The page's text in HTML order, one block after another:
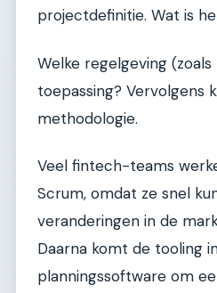
projectdefinitie. Wat is
Welke regelgeving (zoals
toepassing? Vervolgens
methodologie.
Veel fintech-teams
Scrum, omdat ze snel
veranderingen in de
Daarna komt de tooling
planningssoftware om